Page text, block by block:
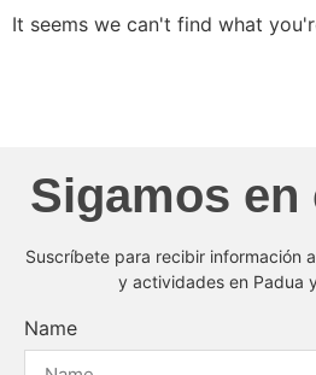
It seems we can't find what
Sigamos
Suscríbete para recibir información
y actividades en Padua
Name